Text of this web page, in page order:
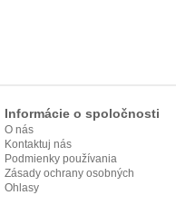
Informácie o spoločnosti
O nás
Kontaktuj nás
Podmienky používania
Zásady ochrany osobných
údajov
Ohlasy